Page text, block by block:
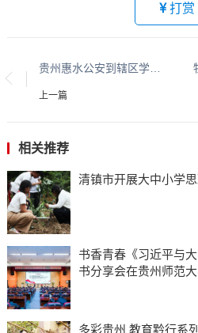
打赏
贵州惠水公安到辖区学校宣传交通安全
上一篇
相关推荐
书香青春《习近平与
书分享会在贵州师范
多彩贵州 教育黔行系